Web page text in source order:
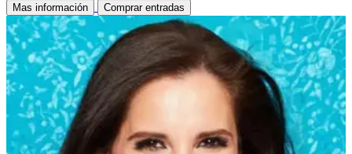
Mas información Comprar entradas